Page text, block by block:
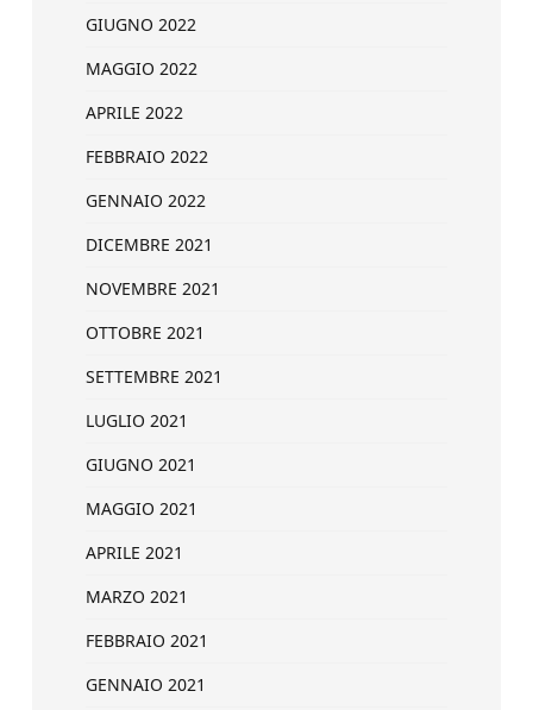
GIUGNO 2022
MAGGIO 2022
APRILE 2022
FEBBRAIO 2022
GENNAIO 2022
DICEMBRE 2021
NOVEMBRE 2021
OTTOBRE 2021
SETTEMBRE 2021
LUGLIO 2021
GIUGNO 2021
MAGGIO 2021
APRILE 2021
MARZO 2021
FEBBRAIO 2021
GENNAIO 2021